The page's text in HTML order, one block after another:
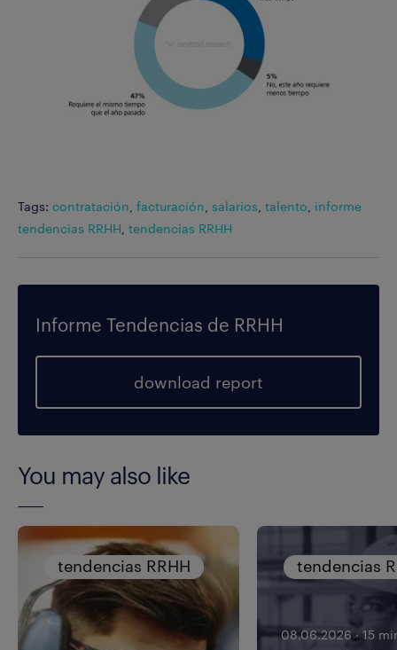
Tags: contratación facturación salarios talento informe
tendencias RRHH tendencias RRHH
Informe Tendencias de RRHH
download report
You may also like
tendencias RRHH tendencias
08.06.2026 ·15